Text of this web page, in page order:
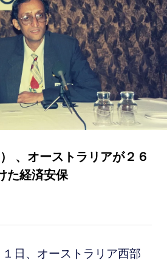
、オーストラリアが２６
た経済安保
日、オーストラリア西部